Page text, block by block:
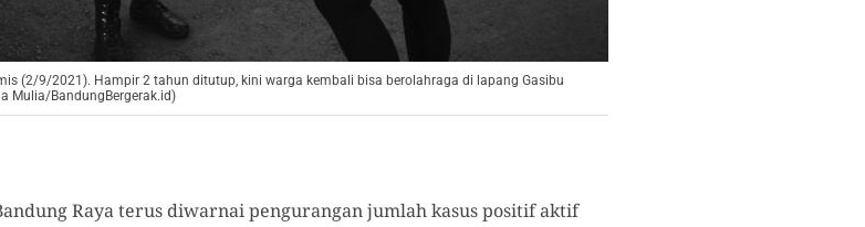
(2/9/2021). Hampir 2 tahun ditutup, kini warga kembali bisa berolahraga di lapang Gasibu
Mulia/BandungBergerak.id)
Raya terus diwarnai pengurangan jumlah kasus positif aktif